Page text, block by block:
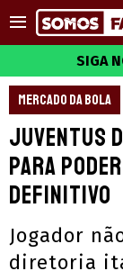
SIGA
MERCADO DA BOLA
Juventus
para
definitivo
Jogador
diretoria